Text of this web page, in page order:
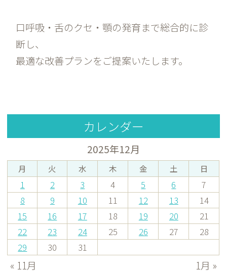
口呼吸・舌のクセ・顎の発育まで総合的に診
断し、
最適な改善プランをご提案いたします。
カレンダー
2025年12月
月 火 水 木 金 土 日
1 2 3 4 5 6
7
8
9 10 11 12 13
14
15
16 17 18 19 20
21
22
23 24 25 26 27
28
29
30 31
« 11月 1月 »